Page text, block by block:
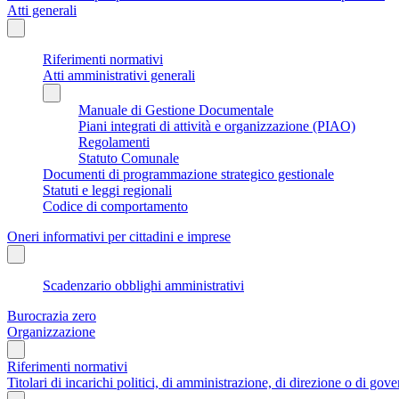
Atti generali
Riferimenti normativi
Atti amministrativi generali
Manuale di Gestione Documentale
Piani integrati di attività e organizzazione (PIAO)
Regolamenti
Statuto Comunale
Documenti di programmazione strategico gestionale
Statuti e leggi regionali
Codice di comportamento
Oneri informativi per cittadini e imprese
Scadenzario obblighi amministrativi
Burocrazia zero
Organizzazione
Riferimenti normativi
Titolari di incarichi politici, di amministrazione, di direzione o di